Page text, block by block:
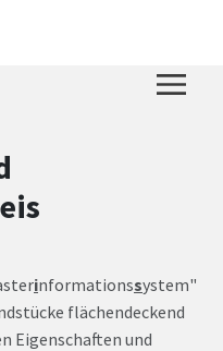
informationssystem"
flächendeckend
Eigenschaften und